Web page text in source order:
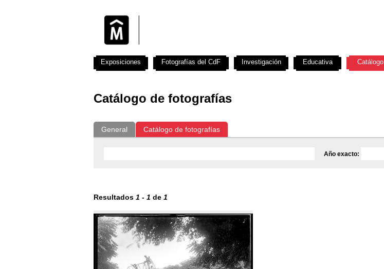
Catálogo de fotografías
General Catálogo de fotografías
Año exacto:
Resultados 1 - 1 de 1
Exposiciones Fotografías del CdF Investigación Educativa Catálogo